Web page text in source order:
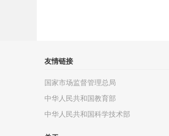
友情链接
国家市场监督管理总局
中华人民共和国教育部
中华人民共和国科学技术部